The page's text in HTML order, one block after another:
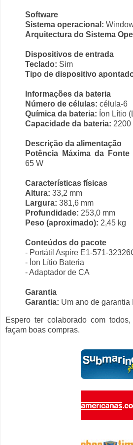
Software
Sistema operacional:
Arquitectura do Sistema
Dispositivos de entrada
Teclado: Sim
Tipo de dispositivo
Informações da bateria
Número de células: célula-6
Química da bateria: Íon Lítio
Capacidade da bateria: 2200
Descrição da alimentação
Potência Máxima da Fonte
65 W
Características físicas
Altura: 33,2 mm
Largura: 381,6 mm
Profundidade: 253,0 mm
Peso (aproximado): 2,45 kg
Conteúdos do pacote
- Portátil Aspire E1-571-
- Íon Lítio Bateria
- Adaptador de CA
Garantia
Garantia: Um ano de garantia
Espero ter colaborado com
façam boas compras.